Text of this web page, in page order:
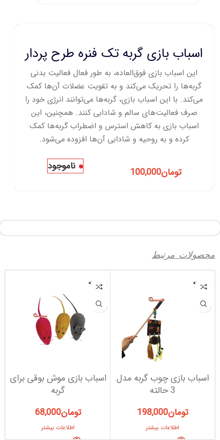
اسباب بازی گربه تک فنره طرح پردار
این اسباب بازی فوق‌العاده، به طور فعال فعالیت بدنی
گربه‌ها را تحریک می‌کند و به تقویت عضلات آن‌ها کمک
می‌کند. با این اسباب بازی، گربه‌ها می‌توانند انرژی خود را
صرف فعالیت‌های سالم و شادابی کنند. همچنین، این
اسباب بازی به کاهش استرس و اضطراب گربه‌ها کمک
کرده و به روحیه و شادابی آن‌ها افزوده می‌شود.
تومان100,000 ناموجود
محصولات مرتبط
فروخته
شده
اسباب بازی چوب گربه مدل
3 حالته
تومان198,000
اطلاعات بیشتر
فروخته
شده
اسباب بازی موش بوقی برای
گربه
تومان68,000
اطلاعات بیشتر